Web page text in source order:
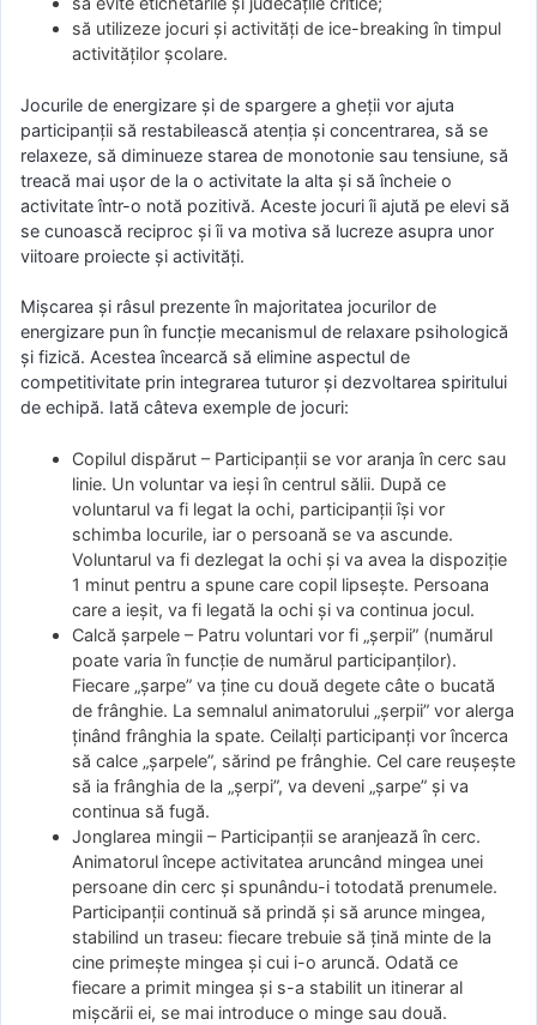
să utilizeze jocuri și activități de ice-breaking în timpul
activităților școlare.
Jocurile de energizare și de spargere a gheții vor ajuta
participanții să restabilească atenția și concentrarea, să se
relaxeze, să diminueze starea de monotonie sau tensiune, să
treacă mai ușor de la o activitate la alta și să încheie o
activitate într-o notă pozitivă. Aceste jocuri îi ajută pe elevi să
se cunoască reciproc și îi va motiva să lucreze asupra unor
viitoare proiecte și activități.
Mișcarea și râsul prezente în majoritatea jocurilor de
energizare pun în funcție mecanismul de relaxare psihologică
și fizică. Acestea încearcă să elimine aspectul de
competitivitate prin integrarea tuturor și dezvoltarea spiritului
de echipă. Iată câteva exemple de jocuri:
Copilul dispărut – Participanții se vor aranja în cerc sau
linie. Un voluntar va ieși în centrul sălii. După ce
voluntarul va fi legat la ochi, participanții își vor
schimba locurile, iar o persoană se va ascunde.
Voluntarul va fi dezlegat la ochi și va avea la dispoziție
1 minut pentru a spune care copil lipsește. Persoana
care a ieșit, va fi legată la ochi și va continua jocul.
Calcă șarpele – Patru voluntari vor fi „șerpii” (numărul
poate varia în funcție de numărul participanților).
Fiecare „șarpe” va ține cu două degete câte o bucată
de frânghie. La semnalul animatorului „șerpii” vor alerga
ținând frânghia la spate. Ceilalți participanți vor încerca
să calce „șarpele”, sărind pe frânghie. Cel care reușește
să ia frânghia de la „șerpi”, va deveni „șarpe” și va
continua să fugă.
Jonglarea mingii – Participanții se aranjează în cerc.
Animatorul începe activitatea aruncând mingea unei
persoane din cerc și spunându-i totodată prenumele.
Participanții continuă să prindă și să arunce mingea,
stabilind un traseu: fiecare trebuie să țină minte de la
cine primește mingea și cui i-o aruncă. Odată ce
fiecare a primit mingea și s-a stabilit un itinerar al
mișcării ei, se mai introduce o minge sau două.